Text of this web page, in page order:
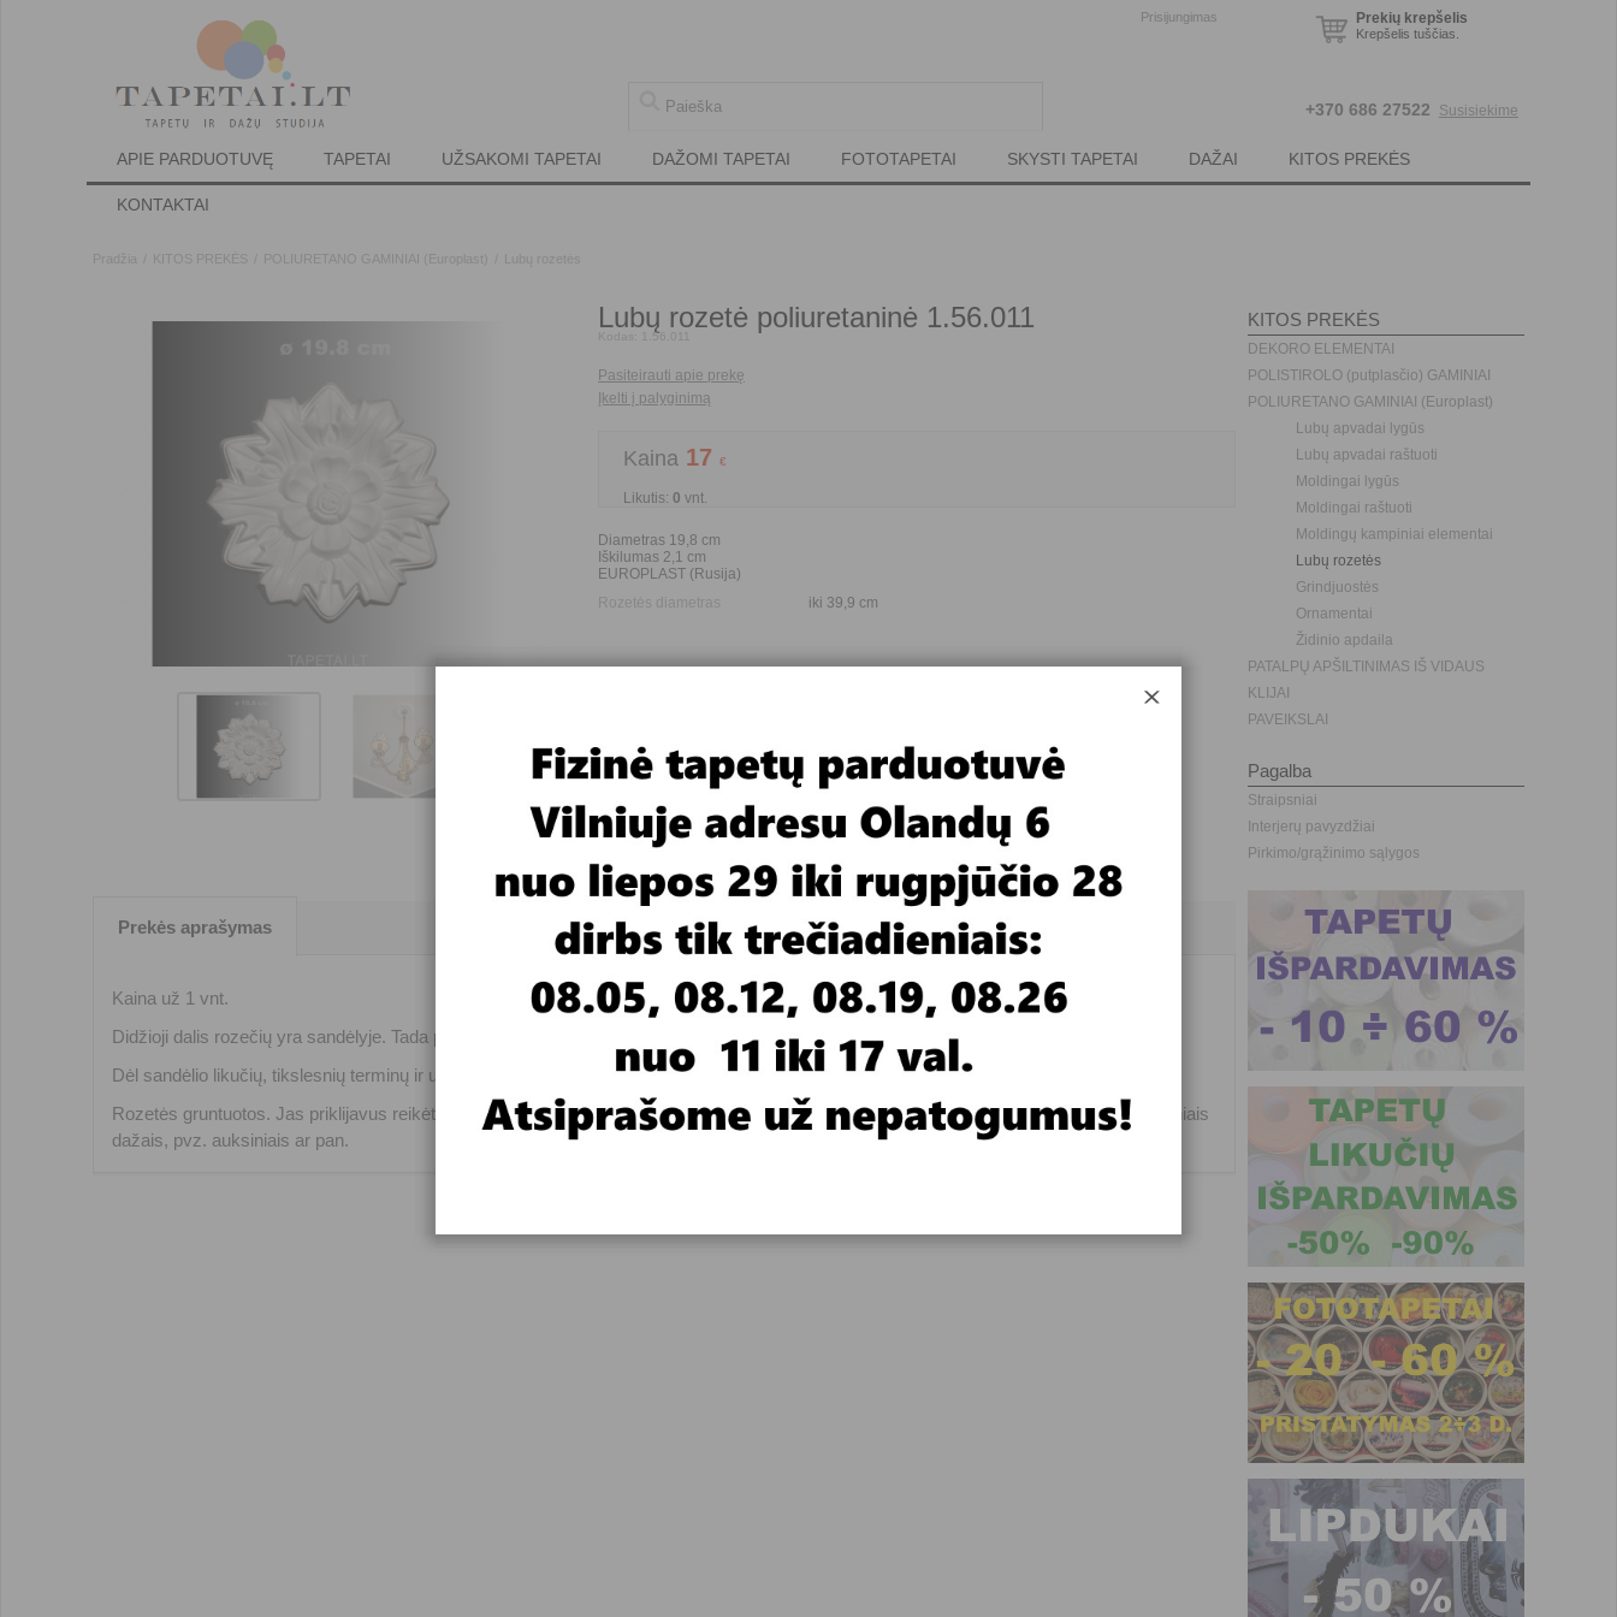
Prisijungimas Prekių krepšelis
Krepšelis tuščias.
+370 686 27522 Susisiekime
APIE PARDUOTUVĘ TAPETAI UŽSAKOMI TAPETAI DAŽOMI TAPETAI FOTOTAPETAI SKYSTI TAPETAI DAŽAI KITOS PREKĖS
KONTAKTAI
Pradžia KITOS PREKĖS POLIURETANO GAMINIAI (Europlast) Lubų rozetės
Lubų rozetė poliuretaninė 1.56.011
Kodas: 1.56.011
Pasiteirauti apie prekę
Įkelti į palyginimą
Kaina 17 €
Likutis: 0 vnt.
Diametras 19,8 cm
Iškilumas 2,1 cm
EUROPLAST (Rusija)
Rozetės diametras
iki 39,9 cm
Prekės aprašymas
Kaina už 1 vnt.
Didžioji dalis rozečių yra sandėlyje. Tada pristatymas trunka 3-4 dienas. Jei nėra sandėlyje, pristatymas užtruktų apie mėnesį.
Dėl sandėlio likučių, tikslesnių terminų ir užsakymo kreipkitės telefonu 8 686 27522 arba el. paštu info@tapetai.lt .
Rozetės gruntuotos. Jas priklijavus reikėtų du kartus dažyti tais pačiais, kaip ir lubos dažais. Bet galima dažyti ir kokiais nors dekoratyviniais
dažais, pvz. auksiniais ar pan.
KITOS PREKĖS
DEKORO ELEMENTAI
POLISTIROLO (putplasčio) GAMINIAI
POLIURETANO GAMINIAI (Europlast)
Lubų apvadai lygūs
Lubų apvadai raštuoti
Moldingai lygūs
Moldingai raštuoti
Moldingų kampiniai elementai
Lubų rozetės
Grindjuostės
Ornamentai
Židinio apdaila
PATALPŲ APŠILTINIMAS IŠ VIDAUS
KLIJAI
PAVEIKSLAI
Pagalba
Straipsniai
Interjerų pavyzdžiai
Pirkimo/grąžinimo sąlygos